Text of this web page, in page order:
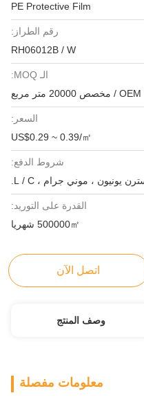
PE Protective Film
رقم الطراز:
RH06012B / W
الـ MOQ:
السعر:
US$0.29 ~ 0.39/㎡
شروط الدفع:
القدرة على التوريد:
500000㎡ شهريا
اتصل الآن
وصف المنتج
معلومات مفصلة